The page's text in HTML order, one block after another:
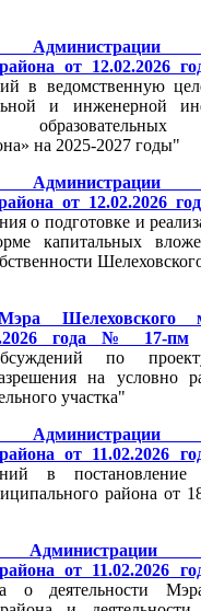
Администрации
от 12.02.2026
в ведомственную
и инженерной
образовательных
на 2025-2027 годы"
Администрации
от 12.02.2026
о подготовке и
капитальных
Шелеховского
года № 17-пм
по
на условно
участка"
Администрации
от 11.02.2026
в постановление
района от
Администрации
от 11.02.2026
о деятельности